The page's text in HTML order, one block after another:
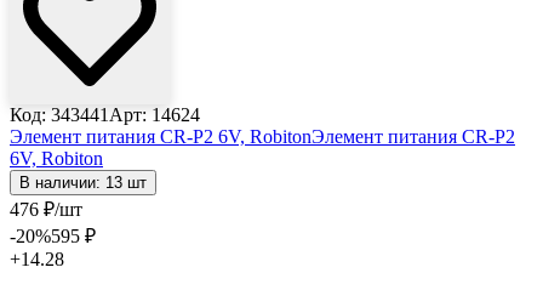
Код: 343441 Арт: 14624
Элемент питания CR-P2 6V, RobitonЭлемент питания CR-P2
6V, Robiton
В наличии: 13 шт
476 ₽/шт
-20%595 ₽
+14.28